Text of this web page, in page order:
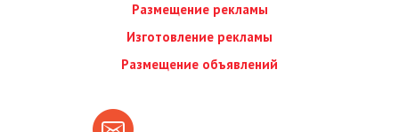
Размещение рекламы
Изготовление рекламы
Размещение объявлений